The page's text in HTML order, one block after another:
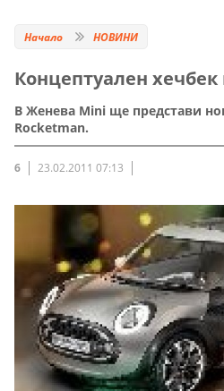
Начало НОВИНИ
Концептуален
В Женева Mini ще представи
Rocketman.
6 23.02.2011 07:13